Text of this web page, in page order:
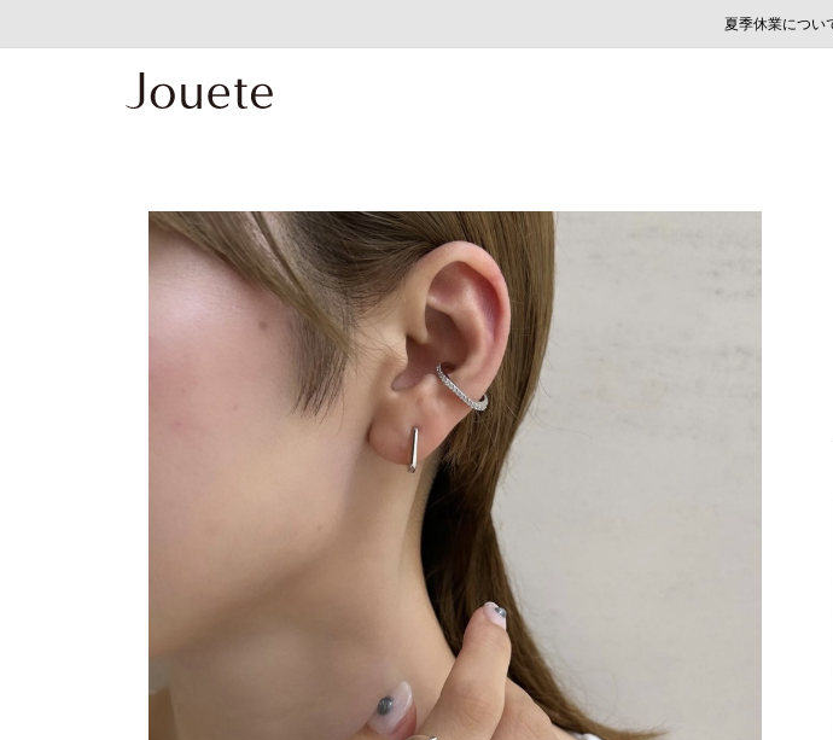
採用のご
ご注文いただいたお品物
夏季休業につい
WEB LIMITED
採用のご
ご注文いただいたお品物